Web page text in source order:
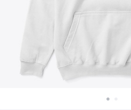
US$ 40,99
Classic Long Sleeve Tee
US$ 29,99